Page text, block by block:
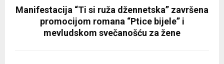
Manifestacija “Ti si ruža džennetska” završena
promocijom romana “Ptice bijele” i
mevludskom svečanošću za žene